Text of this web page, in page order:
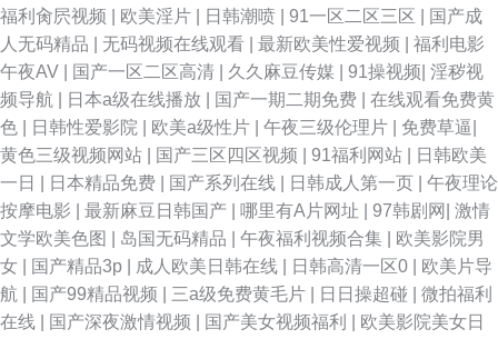
福利肏屄视频
欧美淫片 日韩潮喷 91一区二区三区
国产成
人无码精品
无码视频在线观看 最新欧美性爱视频
福利电影
午夜AV
国产一区二区高清 久久麻豆传媒 91操视频 淫秽视
频导航
日本a级在线播放 国产一期二期免费
在线观看免费黄
色
日韩性爱影院 欧美a级性片 午夜三级伦理片 免费草逼
黄色三级视频网站
国产三区四区视频 91福利网站
日韩欧美
一日
日本精品免费 国产系列在线 日韩成人第一页
午夜理论
按摩电影
最新麻豆日韩国产 哪里有A片网址 97韩剧网
激情
文学欧美色图
岛国无码精品 午夜福利视频合集
欧美影院男
女
国产精品3p 成人欧美日韩在线 日韩高清一区0
欧美片导
航
国产99精品视频 三a级免费黄毛片 日日操超碰
微拍福利
在线
国产深夜激情视频 国产美女视频福利
欧美影院美女日